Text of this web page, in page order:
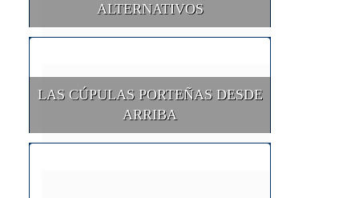
ALTERNATIVOS
LAS CÚPULAS PORTEÑAS DESDE
ARRIBA